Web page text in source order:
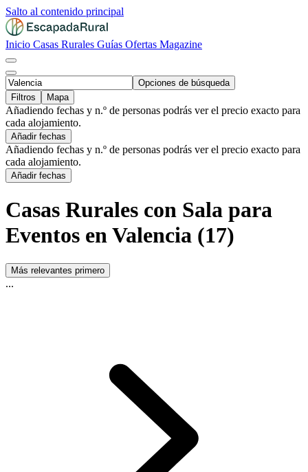
Salto al contenido principal
Inicio Casas Rurales Guías Ofertas Magazine
Opciones de búsqueda
Filtros
Mapa
Añadiendo fechas y n.º de personas podrás ver el precio exacto para
cada alojamiento.
Añadir fechas
Añadiendo fechas y n.º de personas podrás ver el precio exacto para
cada alojamiento.
Añadir fechas
Casas Rurales con Sala para
Eventos en Valencia (17)
Más relevantes primero
...